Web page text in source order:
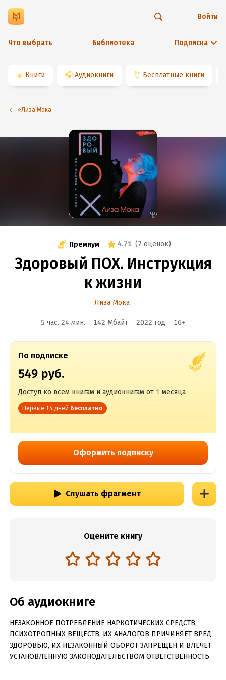
Что выбрать Библиотека Подписка
Войти
📖 Книги 🎧 Аудиокниги 👌 Бесплатные книги
⭐️Лиза Мока
Премиум 4.71 (7 оценок)
Здоровый ПОХ. Инструкция
к жизни
Лиза Мока
5 час. 24 мин. 142 Мбайт 2022 год 16+
По подписке
549 руб.
Доступ ко всем книгам и аудиокнигам от 1 месяца
Первые 14 дней бесплатно
Оформить подписку
Слушать фрагмент
Оцените книгу
Об аудиокниге
НЕЗАКОННОЕ ПОТРЕБЛЕНИЕ НАРКОТИЧЕСКИХ СРЕДСТВ,
ПСИХОТРОПНЫХ ВЕЩЕСТВ, ИХ АНАЛОГОВ ПРИЧИНЯЕТ ВРЕД
ЗДОРОВЬЮ, ИХ НЕЗАКОННЫЙ ОБОРОТ ЗАПРЕЩЕН И ВЛЕЧЕТ
УСТАНОВЛЕННУЮ ЗАКОНОДАТЕЛЬСТВОМ ОТВЕТСТВЕННОСТЬ